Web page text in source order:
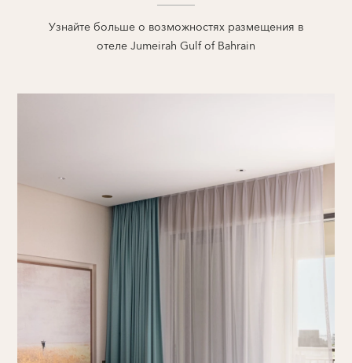
Узнайте больше о возможностях размещения в
отеле Jumeirah Gulf of Bahrain